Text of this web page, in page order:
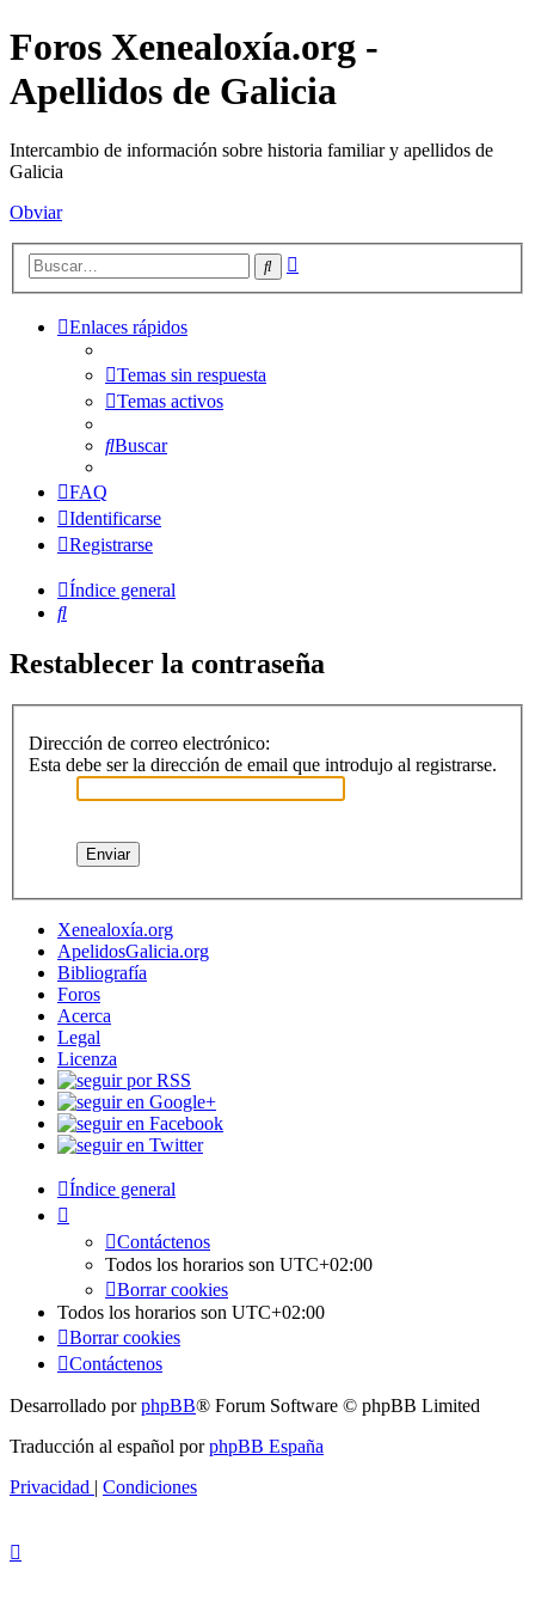
Foros Xenealoxía.org -
Apellidos de Galicia
Intercambio de información sobre historia familiar y apellidos de
Galicia
Obviar
Buscar
Enlaces rápidos
Temas sin respuesta
Temas activos
Buscar
FAQ
Identificarse
Registrarse
Índice general
Buscar
Restablecer la contraseña
Dirección de correo electrónico:
Esta debe ser la dirección de email que introdujo al registrarse.
Xenealoxía.org
ApelidosGalicia.org
Bibliografía
Foros
Acerca
Legal
Licenza
Índice general
Contáctenos
Todos los horarios son UTC+02:00
Borrar cookies
Todos los horarios son UTC+02:00
Borrar cookies
Contáctenos
Desarrollado porphpBB® Forum Software © phpBB Limited
Traducción al español porphpBB España
Privacidad | Condiciones